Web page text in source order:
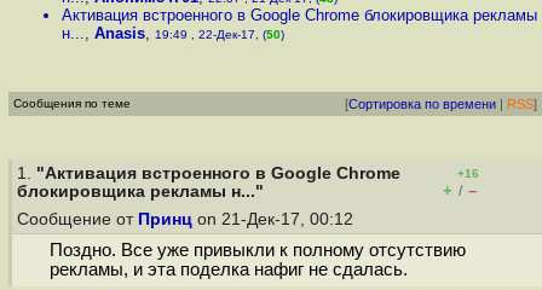
Активация встроенного в Google Chrome блокировщика рекламы
н..., Anasis, 19:49 , 22-Дек-17, (50)
Сообщения по теме [Сортировка по времени | RSS]
1. "Активация встроенного в Google Chrome
блокировщика рекламы н..."
+16
+ / –
Сообщение от Принц on 21-Дек-17, 00:12
Поздно. Все уже привыкли к полному отсутствию
рекламы, и эта поделка нафиг не сдалась.